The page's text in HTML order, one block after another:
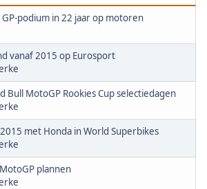
podium in 22 jaar op motoren
vanaf 2015 op Eurosport
Bull MotoGP Rookies Cup selectiedagen
met Honda in World Superbikes
plannen